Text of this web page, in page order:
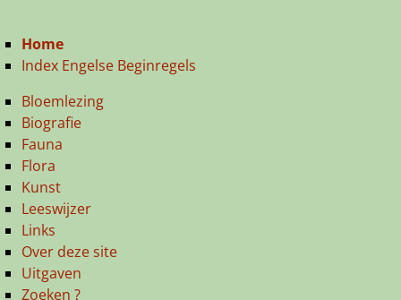
Home
Index Engelse Beginregels
Bloemlezing
Biografie
Fauna
Flora
Kunst
Leeswijzer
Links
Over deze site
Uitgaven
Zoeken ?